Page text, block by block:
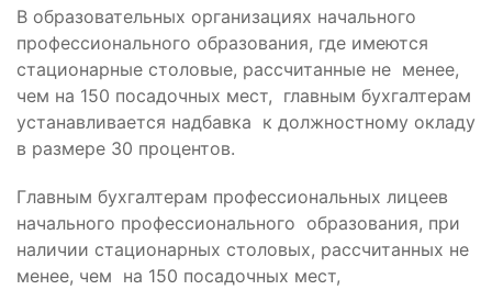
В образовательных организациях начального
профессионального образования, где имеются
стационарные столовые, рассчитанные не менее,
чем на 150 посадочных мест, главным бухгалтерам
устанавливается надбавка к должностному окладу
в размере 30 процентов.
Главным бухгалтерам профессиональных лицеев
начального профессионального образования, при
наличии стационарных столовых, рассчитанных не
менее, чем на 150 посадочных мест,